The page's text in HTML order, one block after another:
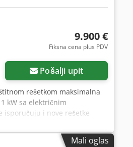
9.900 €
Fiksna cena plus PDV
Pošalji upit
rešetkom maksimalna
kW sa električnim
isporučuju i nove rešetke
Mali oglas